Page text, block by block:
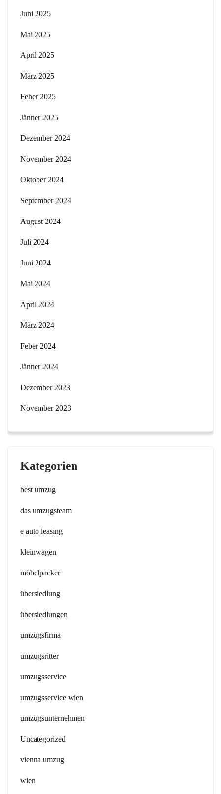
Juni 2025
Mai 2025
April 2025
März 2025
Feber 2025
Jänner 2025
Dezember 2024
November 2024
Oktober 2024
September 2024
August 2024
Juli 2024
Juni 2024
Mai 2024
April 2024
März 2024
Feber 2024
Jänner 2024
Dezember 2023
November 2023
Kategorien
best umzug
das umzugsteam
e auto leasing
kleinwagen
möbelpacker
übersiedlung
übersiedlungen
umzugsfirma
umzugsritter
umzugsservice
umzugsservice wien
umzugsunternehmen
Uncategorized
vienna umzug
wien